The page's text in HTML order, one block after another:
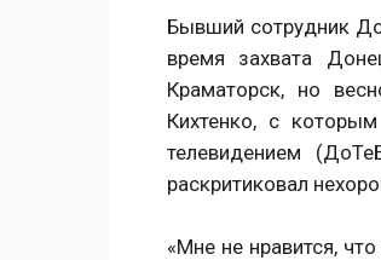
Бывший сотрудник
время захвата
Краматорск, но
Кихтенко, с
телевидением
раскритиковал
«Мне не нравится,